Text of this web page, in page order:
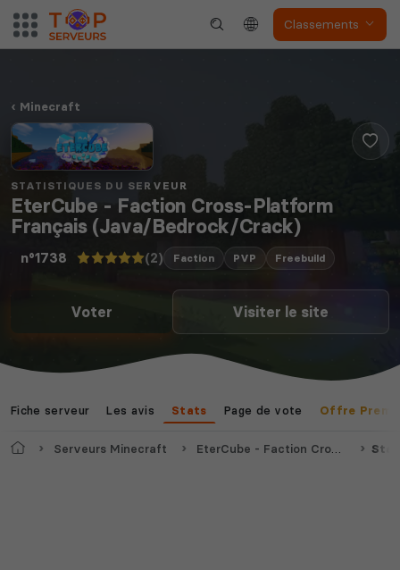
Classements
Minecraft
STATISTIQUES DU SERVEUR
EterCube - Faction Cross-Platform
Français (Java/Bedrock/Crack)
n°1738 (2) Faction PVP Freebuild
Voter Visiter le site
Fiche serveur Les avis Stats Page de vote Offre
AccueilServeurs Minecraft EterCube - Faction Cross-Platform Français (Java/Bedrock/Crack)